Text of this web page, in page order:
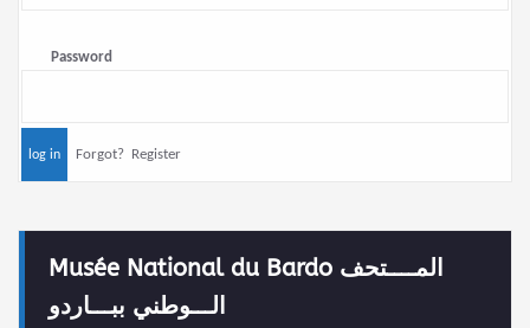
Password
Forgot? Register
Musée National du Bardo المــــتحف
الـــوطني ببـــاردو